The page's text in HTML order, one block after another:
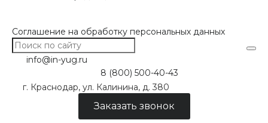
Соглашение на обработку персональных данных
info@in-yug.ru
8 (800) 500-40-43
г. Краснодар, ул. Калинина, д. 380
Заказать звонок